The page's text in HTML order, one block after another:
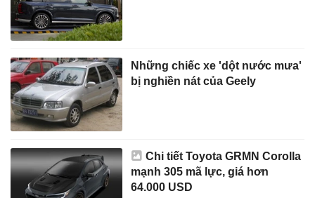
Những chiếc xe 'dột nước mưa'
bị nghiền nát của Geely
Chi tiết Toyota GRMN Corolla
mạnh 305 mã lực, giá hơn
64.000 USD